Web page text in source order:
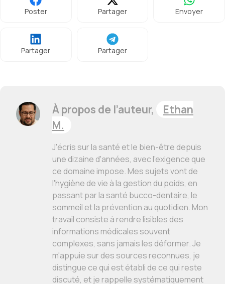
Poster Partager Envoyer
Partager Partager
À propos de l’auteur,
Ethan
M.
J'écris sur la santé et le bien-être depuis
une dizaine d'années, avec l'exigence que
ce domaine impose. Mes sujets vont de
l'hygiène de vie à la gestion du poids, en
passant par la santé bucco-dentaire, le
sommeil et la prévention au quotidien. Mon
travail consiste à rendre lisibles des
informations médicales souvent
complexes, sans jamais les déformer. Je
m'appuie sur des sources reconnues, je
distingue ce qui est établi de ce qui reste
discuté, et je rappelle systématiquement